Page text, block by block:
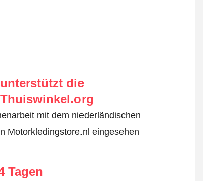
die
mit dem niederländischen
Motorkledingstore.nl eingesehen
Tagen